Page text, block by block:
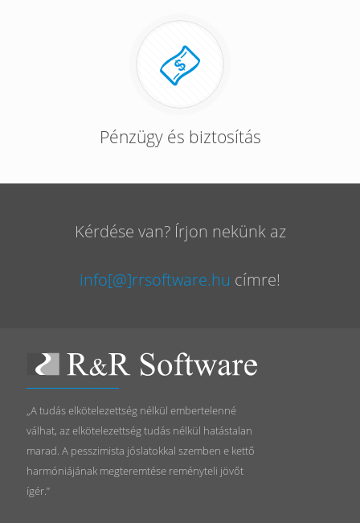
Pénzügy és biztosítás
Kérdése van? Írjon nekünk az
info[@]rrsoftware.hu címre!
„A tudás elkötelezettség nélkül embertelenné
válhat, az elkötelezettség tudás nélkül hatástalan
marad. A pesszimista jóslatokkal szemben e kettő
harmóniájának megteremtése reményteli jövőt
ígér.”